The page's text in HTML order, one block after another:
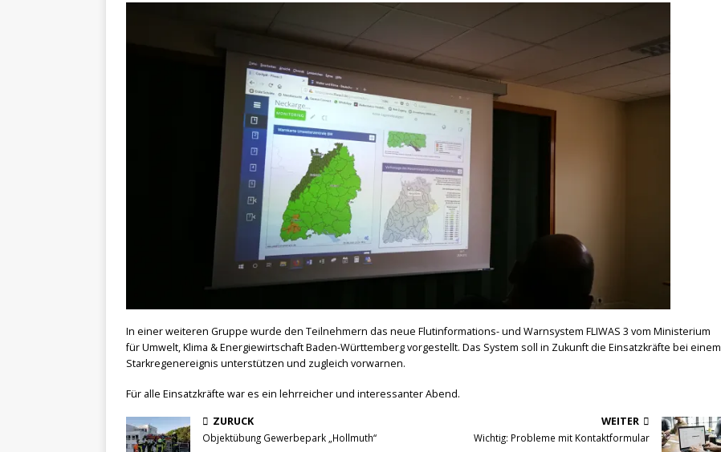
In einer weiteren Gruppe wurde den Teilnehmern das neue Flutinformations- und Warnsystem FLIWAS 3 vom Ministerium
für Umwelt, Klima & Energiewirtschaft Baden-Württemberg vorgestellt. Das System soll in Zukunft die Einsatzkräfte bei einem
Starkregenereignis unterstützen und zugleich vorwarnen.
Für alle Einsatzkräfte war es ein lehrreicher und interessanter Abend.
ZURÜCK
Objektübung Gewerbepark „Hollmuth“
WEITER
Wichtig: Probleme mit Kontaktformular